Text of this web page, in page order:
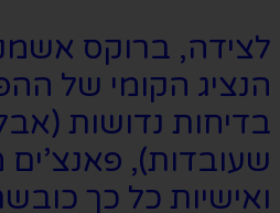
לצידה, ברוקס
הנציג הקומי של
בדיחות נדושות
שעובדות), פאנצ’ים
ואישיות כל כך